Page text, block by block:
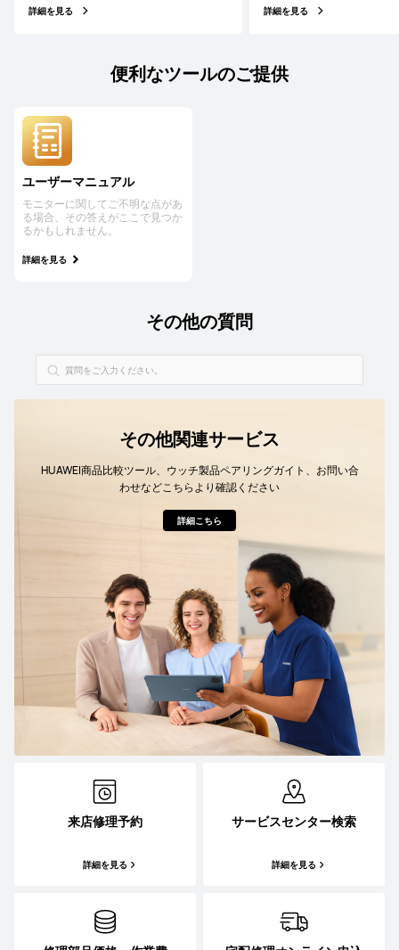
詳細を見る 詳細を見る
便利なツールのご提供
ユーザーマニュアル
モニターに関してご不明な点があ
る場合、その答えがここで見つか
るかもしれません。
詳細を見る
その他の質問
その他関連サービス
HUAWEI商品比較ツール、ウッチ製品ペアリングガイト、お問い合
わせなどこちらより確認ください
詳細こちら
来店修理予約
詳細を見る
サービスセンター検索
詳細を見る